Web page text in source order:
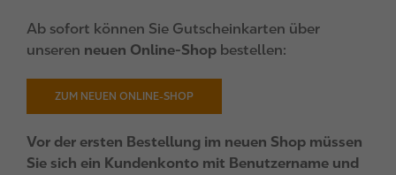
Ab sofort können Sie Gutscheinkarten über
unseren neuen Online-Shop bestellen:
ZUM NEUEN ONLINE-SHOP
Vor der ersten Bestellung im neuen Shop müssen
Sie sich ein Kundenkonto mit Benutzername und